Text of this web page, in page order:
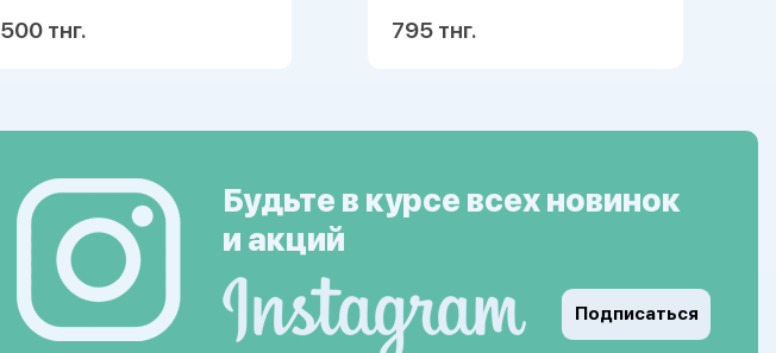
500 тнг. 795 тнг.
Будьте в курсе всех новинок
и акций
Подписаться